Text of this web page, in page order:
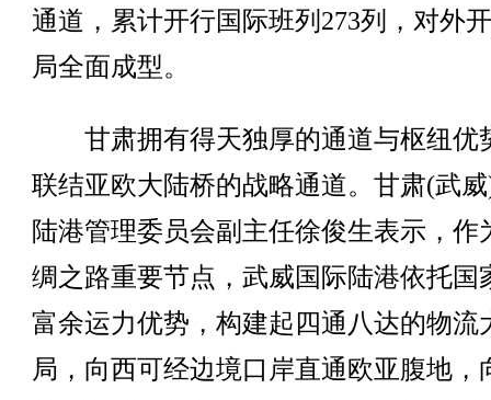
通道，累计开行国际班列273列，对外
局全面成型。
甘肃拥有得天独厚的通道与枢纽优
联结亚欧大陆桥的战略通道。甘肃(武
陆港管理委员会副主任徐俊生表示，作
绸之路重要节点，武威国际陆港依托国
富余运力优势，构建起四通八达的物流
局，向西可经边境口岸直通欧亚腹地，